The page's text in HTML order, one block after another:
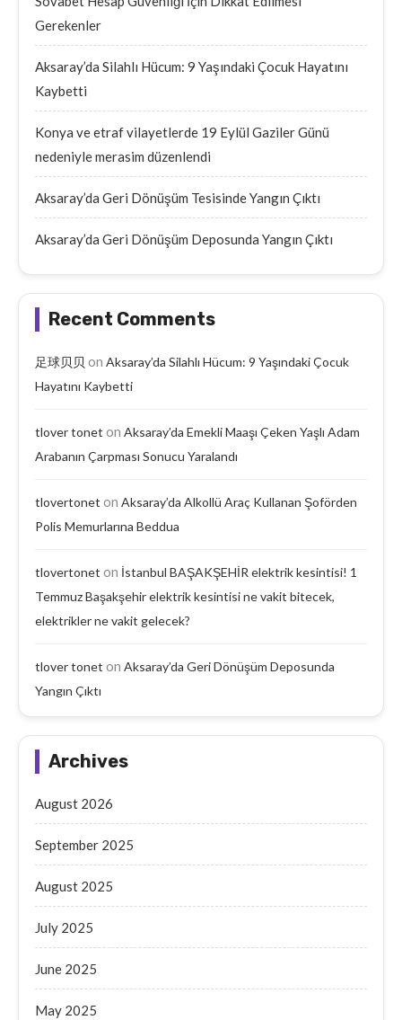
Gerekenler
Aksaray’da Silahlı Hücum: 9 Yaşındaki Çocuk Hayatını
Kaybetti
Konya ve etraf vilayetlerde 19 Eylül Gaziler Günü
nedeniyle merasim düzenlendi
Aksaray’da Geri Dönüşüm Tesisinde Yangın Çıktı
Aksaray’da Geri Dönüşüm Deposunda Yangın Çıktı
Recent Comments
足球贝贝 on Aksaray’da Silahlı Hücum: 9 Yaşındaki Çocuk
Hayatını Kaybetti
tlover tonet on Aksaray’da Emekli Maaşı Çeken Yaşlı Adam
Arabanın Çarpması Sonucu Yaralandı
tlovertonet on Aksaray’da Alkollü Araç Kullanan Şoförden
Polis Memurlarına Beddua
tlovertonet on İstanbul BAŞAKŞEHİR elektrik kesintisi! 1
Temmuz Başakşehir elektrik kesintisi ne vakit bitecek,
elektrikler ne vakit gelecek?
tlover tonet on Aksaray’da Geri Dönüşüm Deposunda
Yangın Çıktı
Archives
August 2026
September 2025
August 2025
July 2025
June 2025
May 2025